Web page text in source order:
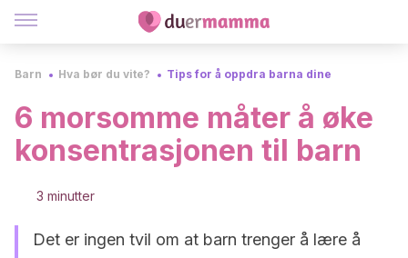
Barn Hva bør du vite? Tips for å oppdra barna dine
6 morsomme måter å øke
konsentrasjonen til barn
3 minutter
Det er ingen tvil om at barn trenger å lære å